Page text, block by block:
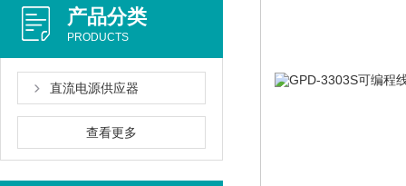
产品分类
PRODUCTS
直流电源供应器
查看更多